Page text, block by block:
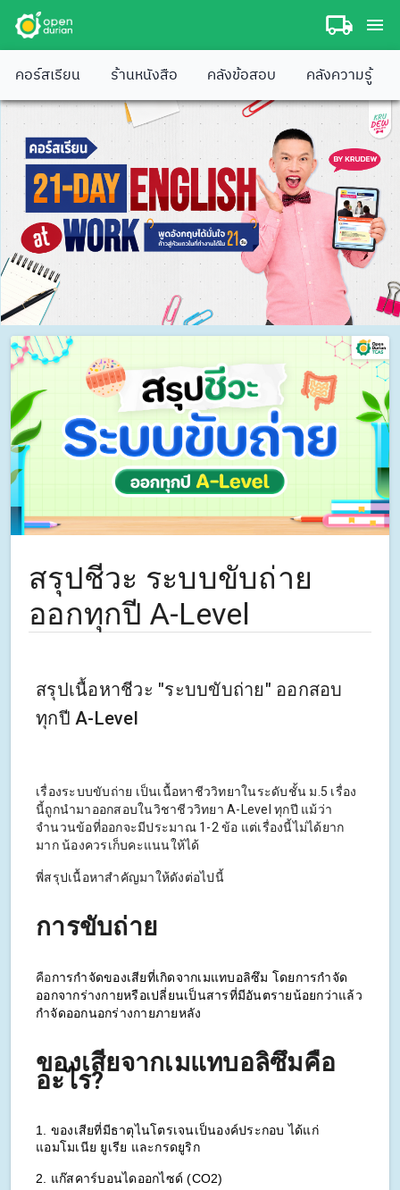
คอร์สเรียน ร้านหนังสือ คลังข้อสอบ คลังความรู้
สรุปชีวะ ระบบขับถ่าย
ออกทุกปี A-Level
สรุปเนื้อหาชีวะ "ระบบขับถ่าย" ออกสอบ
ทุกปี A-Level
เรื่องระบบขับถ่าย เป็นเนื้อหาชีววิทยาในระดับชั้น ม.5 เรื่อง
นี้ถูกนำมาออกสอบในวิชาชีววิทยา A-Level ทุกปี แม้ว่า
จำนวนข้อที่ออกจะมีประมาณ 1-2 ข้อ แต่เรื่องนี้ไม่ได้ยาก
มาก น้องควรเก็บคะแนนให้ได้
พี่สรุปเนื้อหาสำคัญมาให้ดังต่อไปนี้
การขับถ่าย
คือการกำจัดของเสียที่เกิดจากเมแทบอลิซึม โดยการกำจัด
ออกจากร่างกายหรือเปลี่ยนเป็นสารที่มีอันตรายน้อยกว่าแล้ว
กำจัดออกนอกร่างกายภายหลัง
ของเสียจากเมแทบอลิซึมคือ
อะไร?
1. ของเสียที่มีธาตุไนโตรเจนเป็นองค์ประกอบ ได้แก่
แอมโมเนีย ยูเรีย และกรดยูริก
2. แก๊สคาร์บอนไดออกไซด์ (CO2)